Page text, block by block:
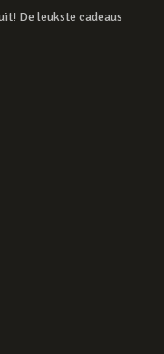
De leukste cadeaus